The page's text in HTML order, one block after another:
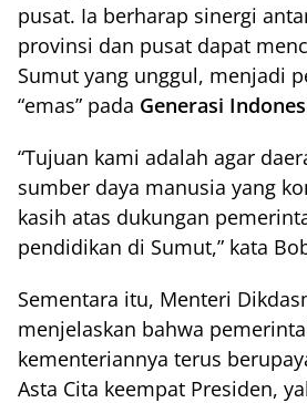
pusat. Ia berharap sinergi
provinsi dan pusat dapat
Sumut yang unggul, menjadi
“emas” pada Generasi
“Tujuan kami adalah agar
sumber daya manusia yang
kasih atas dukungan
pendidikan di Sumut,” kata
Sementara itu, Menteri
menjelaskan bahwa
kementeriannya terus
Asta Cita keempat Presiden,